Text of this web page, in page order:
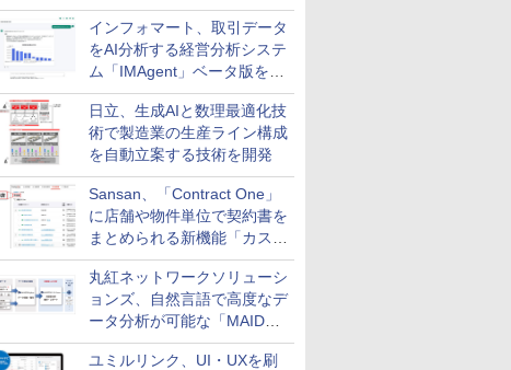
インフォマート、取引データ
をAI分析する経営分析システ
ム「IMAgent」ベータ版を提
供
日立、生成AIと数理最適化技
術で製造業の生産ライン構成
を自動立案する技術を開発
Sansan、「Contract One」
に店舗や物件単位で契約書を
まとめられる新機能「カスタ
ム契約ツリー」を追加
丸紅ネットワークソリューシ
ョンズ、自然言語で高度なデ
ータ分析が可能な「MAIDOA
AI ASSIST」を9月より提供
ユミルリンク、UI・UXを刷